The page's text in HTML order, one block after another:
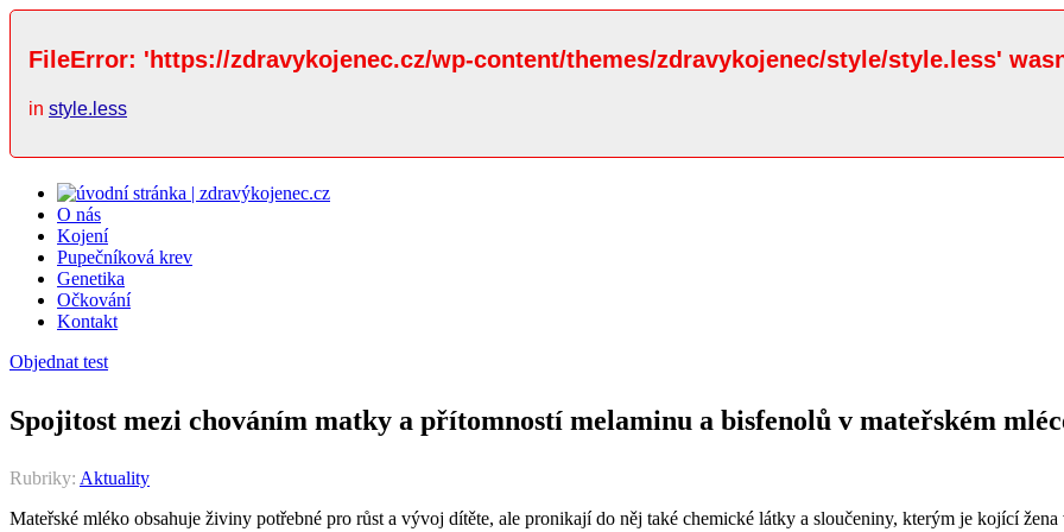
FileError: 'https://zdravykojenec.cz/wp-content/themes/zdravykojenec/style/style.less'
in style.less
O nás
Kojení
Pupečníková krev
Genetika
Očkování
Kontakt
Objednat test
Spojitost mezi chováním matky a přítomností melaminu a bisfenolů v mateřském
Rubriky: Aktuality
Mateřské mléko obsahuje živiny potřebné pro růst a vývoj dítěte, ale pronikají do něj také chemické látky a sloučeniny, kterým je kojící